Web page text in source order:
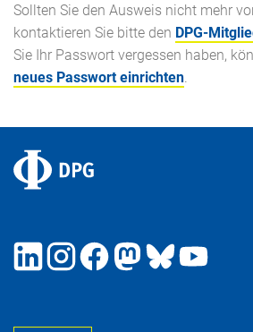
Sollten Sie den Ausweis nicht mehr
kontaktieren Sie bitte den DPG-
Sie Ihr Passwort vergessen haben,
neues Passwort einrichten